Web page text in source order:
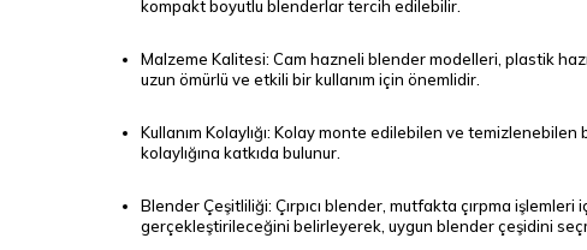
kompakt boyutlu blenderlar tercih edilebilir.
Malzeme Kalitesi: Cam hazneli blender modelleri, plastik
uzun ömürlü ve etkili bir kullanım için önemlidir.
Kullanım Kolaylığı: Kolay monte edilebilen ve
kolaylığına katkıda bulunur.
Blender Çeşitliliği: Çırpıcı blender, mutfakta çırpma
gerçekleştirileceğini belirleyerek, uygun blender çeşidini